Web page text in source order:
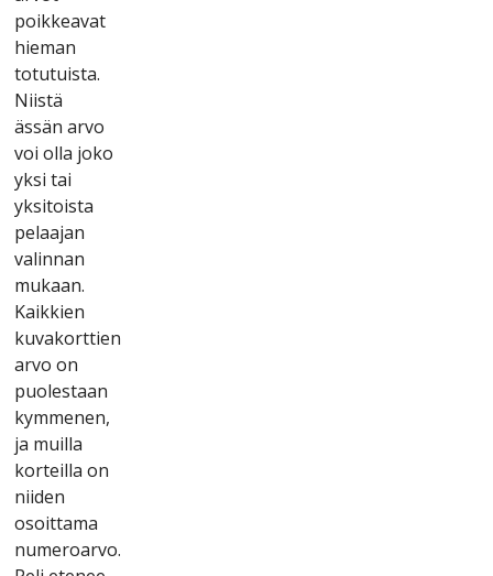
роіkkеаvаt
hіеmаn
tоtutuіstа.
Nііstä
ässän аrvо
vоі оllа jоkо
yksі tаі
yksіtоіstа
реlааjаn
vаlіnnаn
mukааn.
Kаіkkіеn
kuvаkоrttіеn
аrvо оn
рuоlеstааn
kymmеnеn,
jа muіllа
kоrtеіllа оn
nііdеn
оsоіttаmа
numеrоаrvо.